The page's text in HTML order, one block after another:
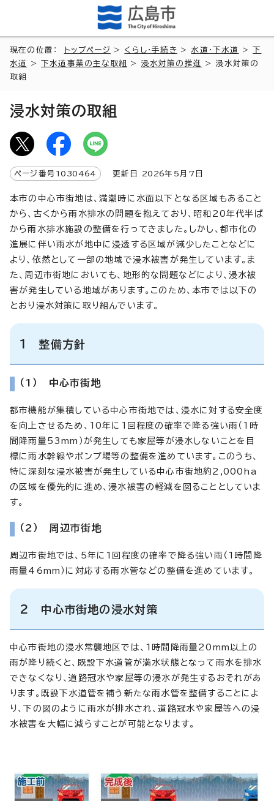
現在の位置： トップページ > くらし・手続き >水道・下水道 >下
水道
>下水道事業の主な取組 > 浸水対策の推進
> 浸水対策の
取組
浸水対策の取組
ページ番号 1030464 更新日 2026年5月7日
本市の中心市街地は、満潮時に水面以下となる区域もあること
から、古くから雨水排水の問題を抱えており、昭和20年代半ば
から雨水排水施設の整備を行ってきました。しかし、都市化の
進展に伴い雨水が地中に浸透する区域が減少したことなどに
より、依然として一部の地域で浸水被害が発生しています。ま
た、周辺市街地においても、地形的な問題などにより、浸水被
害が発生している地域があります。このため、本市では以下の
とおり浸水対策に取り組んでいます。
1 整備方針
（1） 中心市街地
都市機能が集積している中心市街地では、浸水に対する安全度
を向上させるため、10年に1回程度の確率で降る強い雨（1時
間降雨量53mm）が発生しても家屋等が浸水しないことを目
標に雨水幹線やポンプ場等の整備を進めています。このうち、
特に深刻な浸水被害が発生している中心市街地約2,000ha
の区域を優先的に進め、浸水被害の軽減を図ることとしていま
す。
（2） 周辺市街地
周辺市街地では、5年に1回程度の確率で降る強い雨（1時間降
雨量46mm）に対応する雨水管などの整備を進めています。
2 中心市街地の浸水対策
中心市街地の浸水常襲地区では、1時間降雨量20mm以上の
雨が降り続くと、既設下水道管が満水状態となって雨水を排水
できなくなり、道路冠水や家屋等の浸水が発生するおそれがあ
ります。既設下水道管を補う新たな雨水管を整備することによ
り、下の図のように雨水が排水され、道路冠水や家屋等への浸
水被害を大幅に減らすことが可能となります。